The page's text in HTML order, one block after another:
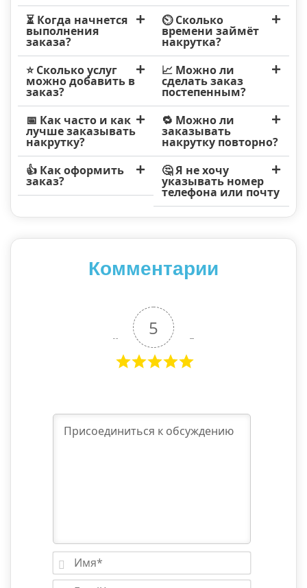
⏳ Когда начнется
выполнения
заказа?
⭐ Сколько услуг
можно добавить в
заказ?
📅 Как часто и как
лучше заказывать
накрутку?
👍 Как оформить
заказ?
⏲️ Сколько
времени займёт
накрутка?
📈 Можно ли
сделать заказ
постепенным?
🔁 Можно ли
заказывать
накрутку повторно?
🤔 Я не хочу
указывать номер
телефона или почту
Комментарии
5
Имя*